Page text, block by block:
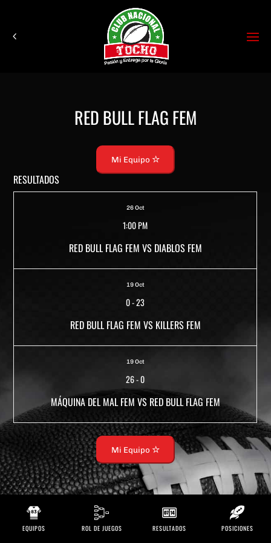
RED BULL FLAG FEM
Mi Equipo
RESULTADOS
26 Oct
1:00 PM
RED BULL FLAG FEM VS DIABLOS FEM
19 Oct
0-23
RED BULL FLAG FEM VS KILLERS FEM
19 Oct
26-0
MÁQUINA DEL MAL FEM VS RED BULL FLAG FEM
Mi Equipo
EQUIPOS ROL DE JUEGOS RESULTADOS POSICIONES